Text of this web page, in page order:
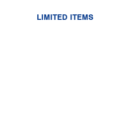
LIMITED ITEMS